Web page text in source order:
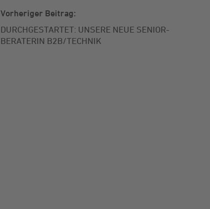
Vorheriger Beitrag:
DURCHGESTARTET: UNSERE NEUE SENIOR-
BERATERIN B2B/TECHNIK